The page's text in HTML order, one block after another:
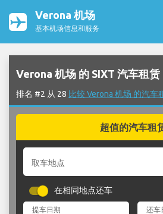
Verona 机场
基本机场信息和服务
Verona 机场 的 SIXT 汽车租赁
排名 #2 从 28 比较 Verona 机场 的汽车
超值的汽车租
取车地点
在相同地点还车
提车日期 还车